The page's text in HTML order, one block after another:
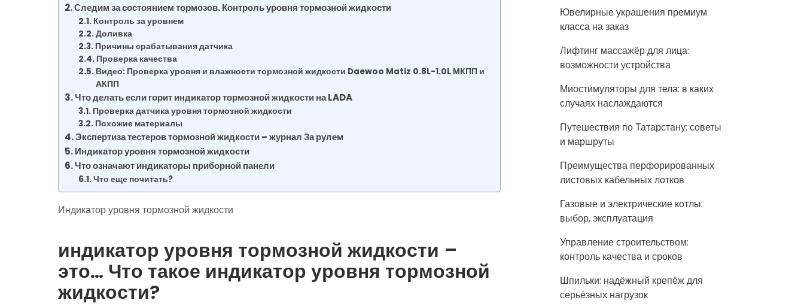
Следим за состоянием тормозов. Контроль уровня тормозной жидкости
Контроль за уровнем
Доливка
Причины срабатывания датчика
Проверка качества
Видео: Проверка уровня и влажности тормозной жидкости Daewoo Matiz 0.8L-1.0L МКПП и
АКПП
Что делать если горит индикатор тормозной жидкости на LADA
Проверка датчика уровня тормозной жидкости
Похожие материалы
Экспертиза тестеров тормозной жидкости – журнал За рулем
Индикатор уровня тормозной жидкости
Что означают индикаторы приборной панели
Что еще почитать?
Индикатор уровня тормозной жидкости
индикатор уровня тормозной жидкости –
это… Что такое индикатор уровня тормозной
жидкости?
Ювелирные украшения премиум
класса на заказ
Лифтинг массажёр для лица:
возможности устройства
Миостимуляторы для тела: в каких
случаях наслаждаются
Путешествия по Татарстану: советы
и маршруты
Преимущества перфорированных
листовых кабельных лотков
Газовые и электрические котлы:
выбор, эксплуатация
Управление строительством:
контроль качества и сроков
Шпильки: надёжный крепёж для
серьёзных нагрузок